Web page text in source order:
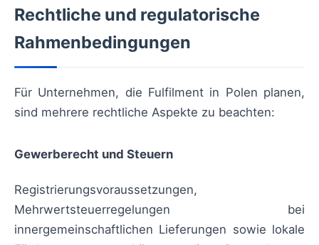
Rechtliche und regulatorische
Rahmenbedingungen
Für Unternehmen, die Fulfilment in Polen planen,
sind mehrere rechtliche Aspekte zu beachten:
Gewerberecht und Steuern
Registrierungsvoraussetzungen,
Mehrwertsteuerregelungen bei
innergemeinschaftlichen Lieferungen sowie lokale